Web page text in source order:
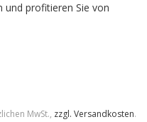
und profitieren Sie von
MwSt., zzgl. Versandkosten.